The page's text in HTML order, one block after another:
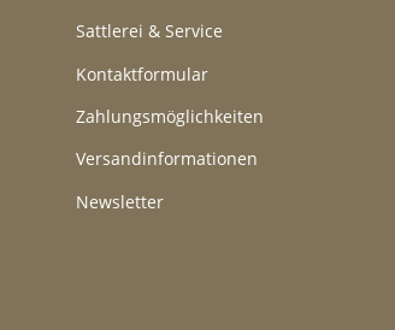
Sattlerei & Service
Kontaktformular
Zahlungsmöglichkeiten
Versandinformationen
Newsletter